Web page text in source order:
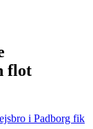
flot
i Padborg fik